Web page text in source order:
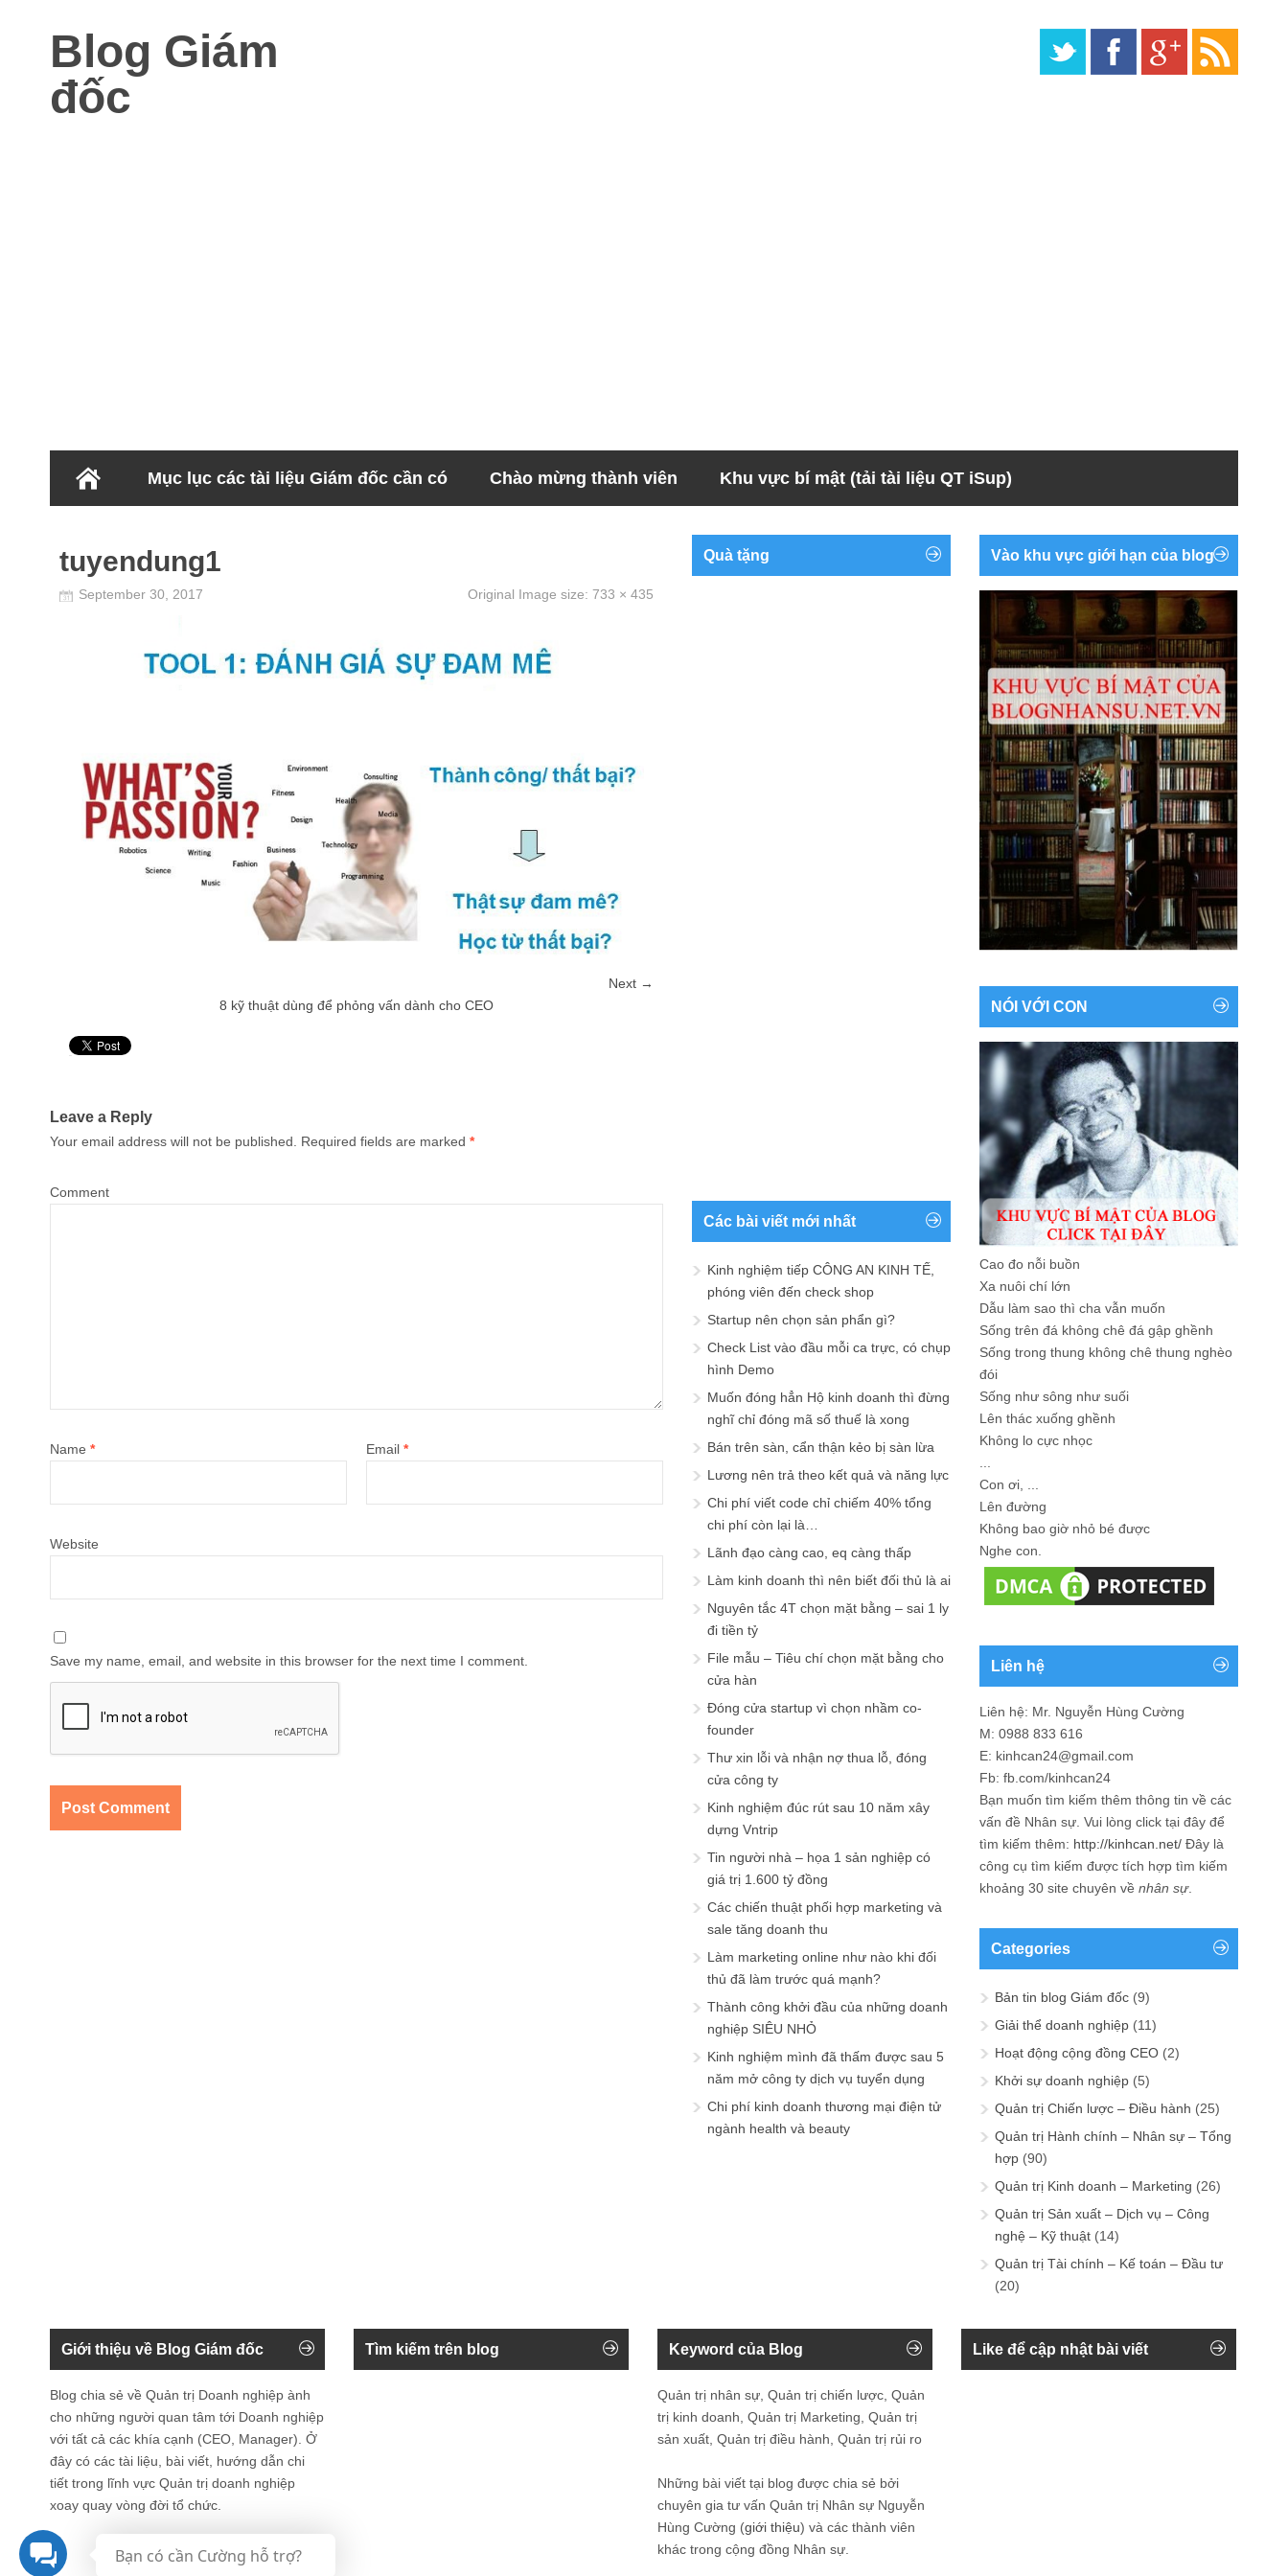
Blog Giám
đốc
Mục lục các tài liệu Giám đốc cần có Chào mừng thành viên Khu vực bí mật (tải tài liệu QT iSup)
tuyendung1
September 30, 2017 Original Image size: 733 × 435
Next →
8 kỹ thuật dùng để phỏng vấn dành cho CEO
Leave a Reply
Your email address will not be published. Required fields are marked *
Comment
Name * Email *
Website
Save my name, email, and website in this browser for the next time I comment.
Quà tặng
Các bài viết mới nhất
Kinh nghiệm tiếp CÔNG AN KINH TẾ,
phóng viên đến check shop
Startup nên chọn sản phẩn gì?
Check List vào đầu mỗi ca trực, có chụp
hình Demo
Muốn đóng hẳn Hộ kinh doanh thì đừng
nghĩ chỉ đóng mã số thuế là xong
Bán trên sàn, cẩn thận kẻo bị sàn lừa
Lương nên trả theo kết quả và năng lực
Chi phí viết code chỉ chiếm 40% tổng
chi phí còn lại là…
Lãnh đạo càng cao, eq càng thấp
Làm kinh doanh thì nên biết đối thủ là ai
Nguyên tắc 4T chọn mặt bằng – sai 1 ly
đi tiền tỷ
File mẫu – Tiêu chí chọn mặt bằng cho
cửa hàn
Đóng cửa startup vì chọn nhầm co-
founder
Thư xin lỗi và nhận nợ thua lỗ, đóng
cửa công ty
Kinh nghiệm đúc rút sau 10 năm xây
dựng Vntrip
Tin người nhà – họa 1 sản nghiệp có
giá trị 1.600 tỷ đồng
Các chiến thuật phối hợp marketing và
sale tăng doanh thu
Làm marketing online như nào khi đối
thủ đã làm trước quá mạnh?
Thành công khởi đầu của những doanh
nghiệp SIÊU NHỎ
Kinh nghiệm mình đã thấm được sau 5
năm mở công ty dịch vụ tuyển dụng
Chi phí kinh doanh thương mại điện tử
ngành health và beauty
Vào khu vực giới hạn của blog
NÓI VỚI CON
Cao đo nỗi buồn
Xa nuôi chí lớn
Dẫu làm sao thì cha vẫn muốn
Sống trên đá không chê đá gập ghềnh
Sống trong thung không chê thung nghèo
đói
Sống như sông như suối
Lên thác xuống ghềnh
Không lo cực nhọc
Con ơi, ...
Lên đường
Không bao giờ nhỏ bé được
Nghe con.
Liên hệ
Liên hệ: Mr. Nguyễn Hùng Cường
M: 0988 833 616
E: kinhcan24@gmail.com
Fb: fb.com/kinhcan24
Bạn muốn tìm kiếm thêm thông tin về các
vấn đề Nhân sự . Vui lòng click tại đây để
tìm kiếm thêm: http://kinhcan.net/ Đây là
công cụ tìm kiếm được tích hợp tìm kiếm
khoảng 30 site chuyên về nhân sự.
Categories
Bản tin blog Giám đốc (9)
Giải thể doanh nghiệp (11)
Hoạt động cộng đồng CEO (2)
Khởi sự doanh nghiệp (5)
Quản trị Chiến lược – Điều hành (25)
Quản trị Hành chính – Nhân sự – Tổng
hợp (90)
Quản trị Kinh doanh – Marketing (26)
Quản trị Sản xuất – Dịch vụ – Công
nghệ – Kỹ thuật (14)
Quản trị Tài chính – Kế toán – Đầu tư
(20)
Giới thiệu về Blog Giám đốc
Blog chia sẻ về Quản trị Doanh nghiệp ành
cho những người quan tâm tới Doanh nghiệp
với tất cả các khía cạnh (CEO, Manager). Ở
đây có các tài liệu, bài viết, hướng dẫn chi
tiết trong lĩnh vực Quản trị doanh nghiệp
xoay quay vòng đời tổ chức.
Tìm kiếm trên blog Keyword của Blog
Quản trị nhân sự, Quản trị chiến lược, Quản
trị kinh doanh, Quản trị Marketing, Quản trị
sản xuất, Quản trị điều hành, Quản trị rủi ro
Những bài viết tại blog được chia sẻ bởi
chuyên gia tư vấn Quản trị Nhân sự Nguyễn
Hùng Cường (giới thiệu) và các thành viên
khác trong cộng đồng Nhân sự.
Like để cập nhật bài viết
Bạn có cần Cường hỗ trợ?